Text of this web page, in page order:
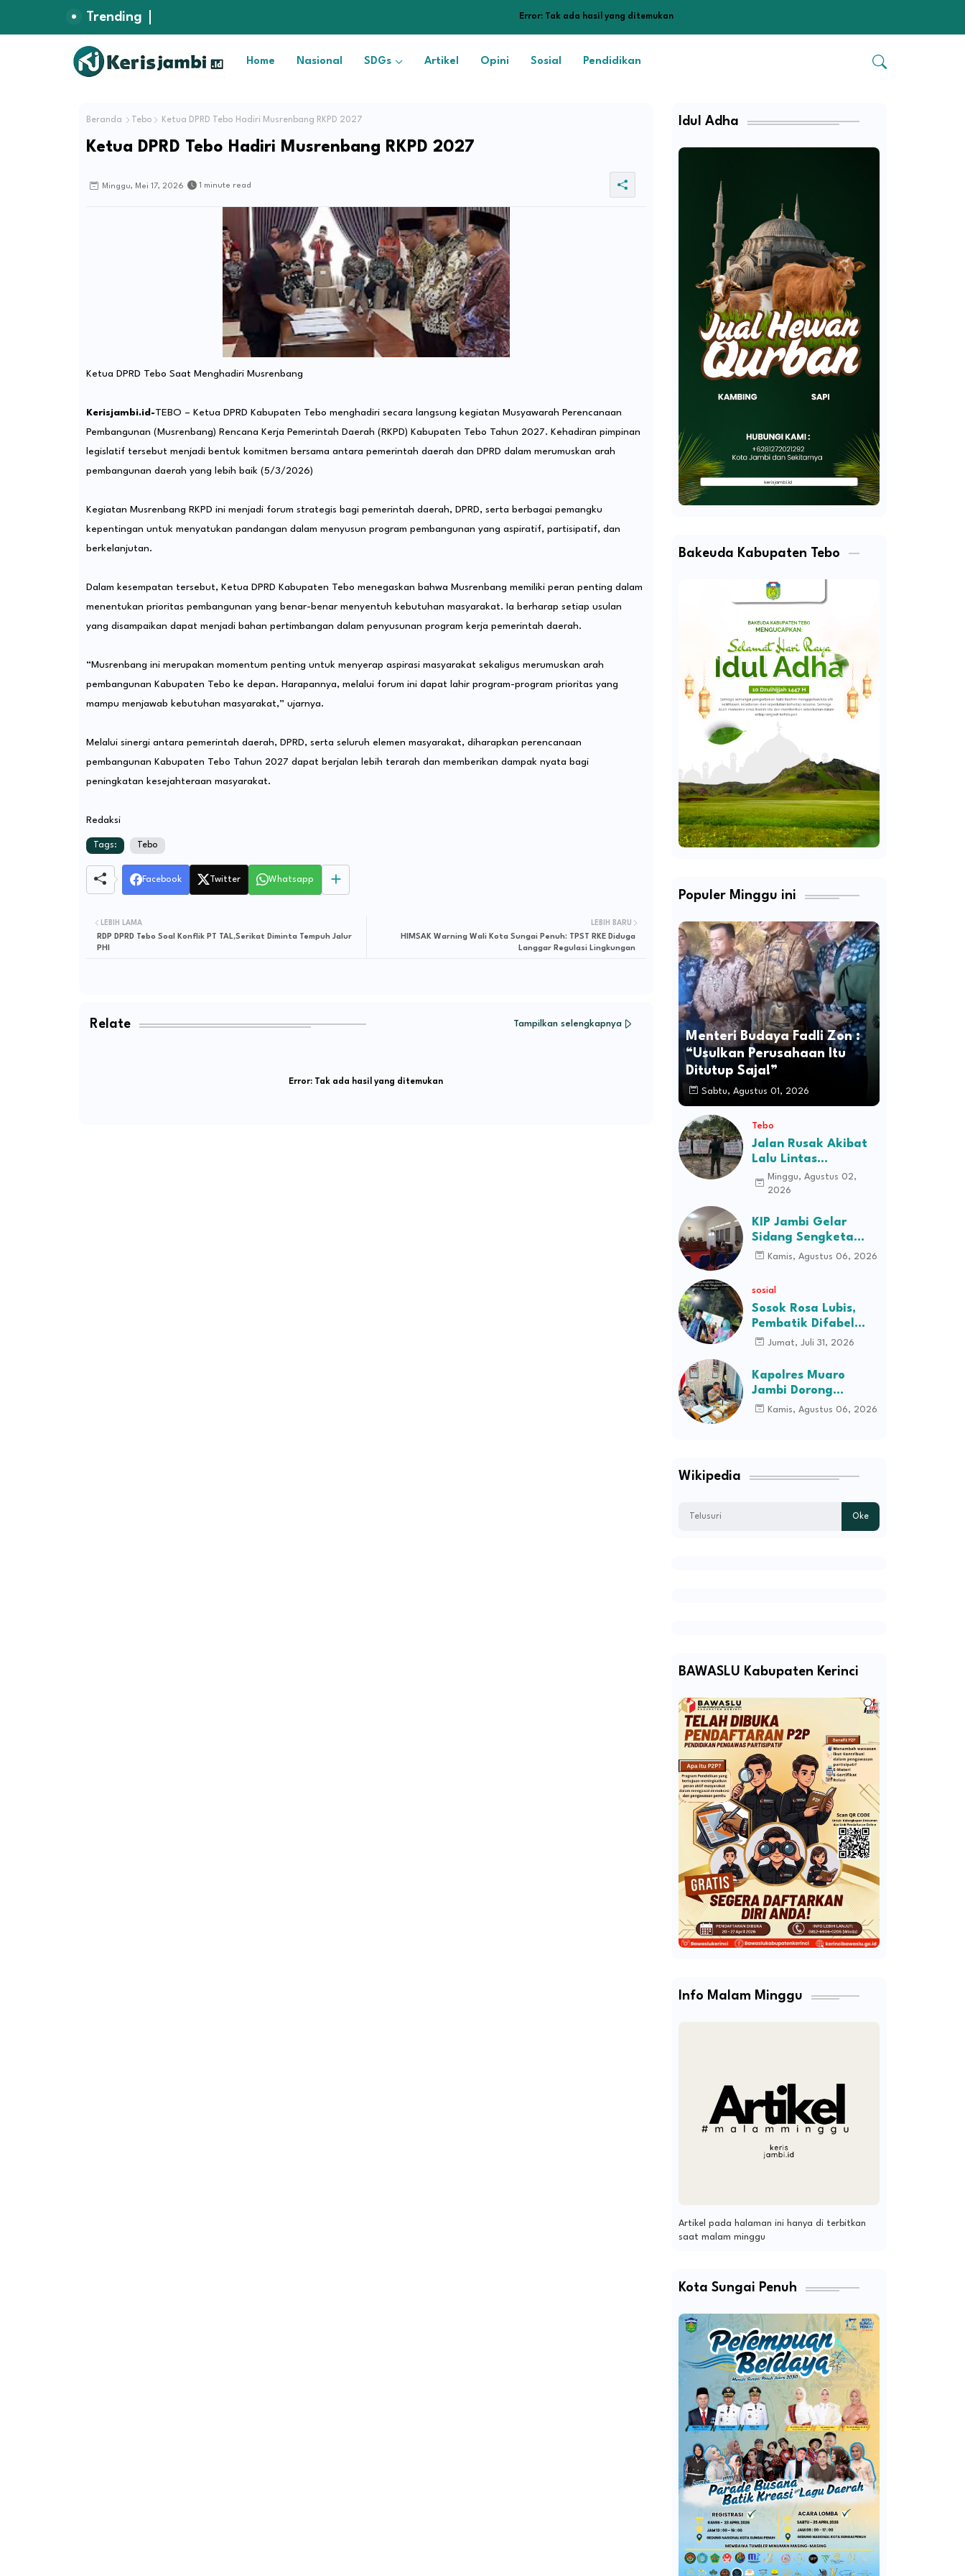
Trending Error: Tak ada hasil yang ditemukan
Home Nasional SDGs Artikel Opini Sosial Pendidikan
Beranda Tebo Ketua DPRD Tebo Hadiri Musrenbang RKPD 2027
Ketua DPRD Tebo Hadiri Musrenbang RKPD 2027
Minggu, Mei 17, 2026 1 minute read
Ketua DPRD Tebo Saat Menghadiri Musrenbang
Kerisjambi.id-TEBO – Ketua DPRD Kabupaten Tebo menghadiri secara langsung kegiatan Musyawarah Perencanaan
Pembangunan (Musrenbang) Rencana Kerja Pemerintah Daerah (RKPD) Kabupaten Tebo Tahun 2027. Kehadiran pimpinan
legislatif tersebut menjadi bentuk komitmen bersama antara pemerintah daerah dan DPRD dalam merumuskan arah
pembangunan daerah yang lebih baik (5/3/2026)
‎Kegiatan Musrenbang RKPD ini menjadi forum strategis bagi pemerintah daerah, DPRD, serta berbagai pemangku
kepentingan untuk menyatukan pandangan dalam menyusun program pembangunan yang aspiratif, partisipatif, dan
berkelanjutan.
‎Dalam kesempatan tersebut, Ketua DPRD Kabupaten Tebo menegaskan bahwa Musrenbang memiliki peran penting dalam
menentukan prioritas pembangunan yang benar-benar menyentuh kebutuhan masyarakat. Ia berharap setiap usulan
yang disampaikan dapat menjadi bahan pertimbangan dalam penyusunan program kerja pemerintah daerah.
‎“Musrenbang ini merupakan momentum penting untuk menyerap aspirasi masyarakat sekaligus merumuskan arah
pembangunan Kabupaten Tebo ke depan. Harapannya, melalui forum ini dapat lahir program-program prioritas yang
mampu menjawab kebutuhan masyarakat,” ujarnya.
‎Melalui sinergi antara pemerintah daerah, DPRD, serta seluruh elemen masyarakat, diharapkan perencanaan
pembangunan Kabupaten Tebo Tahun 2027 dapat berjalan lebih terarah dan memberikan dampak nyata bagi
peningkatan kesejahteraan masyarakat.
Redaksi
Tags: Tebo
Facebook Twitter Whatsapp
LEBIH BARU
HIMSAK Warning Wali Kota Sungai Penuh: TPST RKE Diduga
Langgar Regulasi Lingkungan
LEBIH LAMA
RDP DPRD Tebo Soal Konflik PT TAL,Serikat Diminta Tempuh Jalur
PHI
Relate Tampilkan selengkapnya
Error: Tak ada hasil yang ditemukan
Idul Adha
Bakeuda Kabupaten Tebo
Populer Minggu ini
Menteri Budaya Fadli Zon :
“Usulkan Perusahaan Itu
Ditutup Saja!”
Sabtu, Agustus 01, 2026
Tebo
Jalan Rusak Akibat
Lalu Lintas
Kendaraan
Perusahaan,
Desa Kec Tebo Ilir
Bakal Blokade Jalan
Minggu, Agustus 02,
2026
KIP Jambi Gelar
Sidang Sengketa
Informasi Dugaan
Kamis, Agustus 06, 2026
sosial
Sosok Rosa Lubis,
Pembatik Difabel
Jambi di Balik
Batik Ibu Gubernur
Jumat, Juli 31, 2026
Kapolres Muaro
Jambi Dorong
Penyelesaian
Kamis, Agustus 06, 2026
Wikipedia
BAWASLU Kabupaten Kerinci
Info Malam Minggu
Artikel pada halaman ini hanya di terbitkan
saat malam minggu
Kota Sungai Penuh